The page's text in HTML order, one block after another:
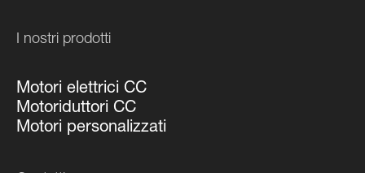
I nostri prodotti
Motori elettrici CC
Motoriduttori CC
Motori personalizzati